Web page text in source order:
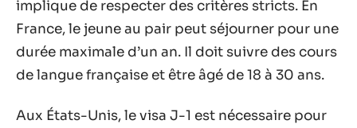
implique de respecter des critères stricts. En
France, le jeune au pair peut séjourner pour une
durée maximale d’un an. Il doit suivre des cours
de langue française et être âgé de 18 à 30 ans.
Aux États-Unis, le visa J-1 est nécessaire pour